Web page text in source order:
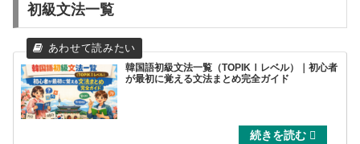
初級文法一覧
韓国語初級文法一覧（TOPIKⅠレベル）｜初心者
が最初に覚える文法まとめ完全ガイド